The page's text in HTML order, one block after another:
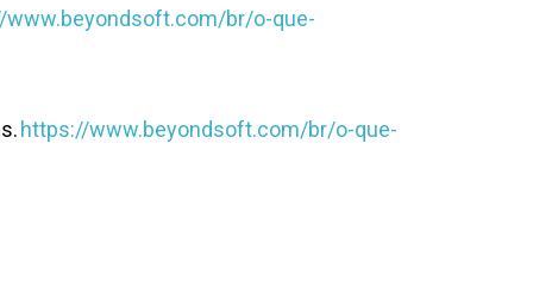
www.beyondsoft.com/br/o-que-
https://www.beyondsoft.com/br/o-que-